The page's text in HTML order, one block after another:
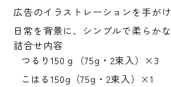
広告のイラストレーションを手が
日常を背景に、シンプルで柔らか
詰合せ内容
つるり150ｇ（75g・2束入）×3
こはる150g（75g・2束入）×1